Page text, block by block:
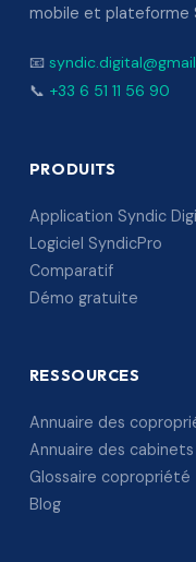
mobile et plateforme
📧
📞 +33 6 51 11 56 90
PRODUITS
Application Syndic
Logiciel SyndicPro
Comparatif
Démo gratuite
RESSOURCES
Annuaire des
Annuaire des cabinets
Glossaire copropriété
Blog